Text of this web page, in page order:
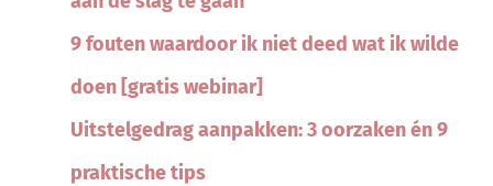
9 fouten waardoor ik niet deed wat ik wilde
doen [gratis webinar]
Uitstelgedrag aanpakken: 3 oorzaken én 9
praktische tips